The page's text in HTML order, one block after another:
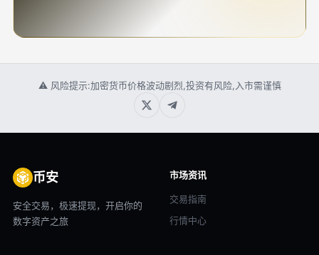
⚠ 风险提示:加密货币价格波动剧烈,投资有风险,入市需谨慎
币安
安全交易，极速提现，开启你的
数字资产之旅
市场资讯
交易指南
行情中心